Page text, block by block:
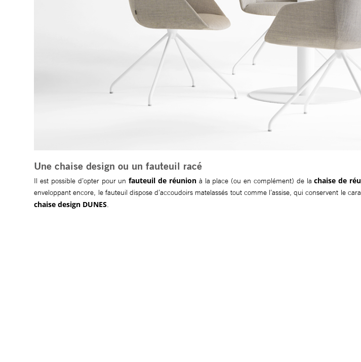
Une chaise design ou un fauteuil racé
Il est possible d’opter pour unfauteuil de réunionà la place (ou en complément) de lachaise de
enveloppant encore, le fauteuil dispose d’accoudoirs matelassés tout comme l’assise, qui conservent le
chaise design DUNES.